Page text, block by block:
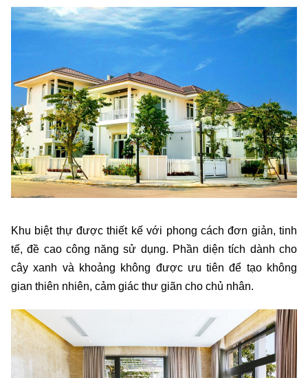
Khu biệt thự được thiết kế với phong cách đơn giản, tinh
tế, đề cao công năng sử dụng. Phần diện tích dành cho
cây xanh và khoảng không được ưu tiên để tạo không
gian thiên nhiên, cảm giác thư giãn cho chủ nhân.